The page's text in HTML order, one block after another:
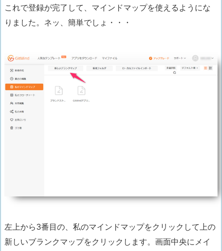
これで登録が完了して、 マインドマップを使えるようにな
りました。 ネッ、簡単でしょ・・・
左上から3番目の、私のマインドマップをクリックして上の
新しいブランクマップをクリックします。画面中央にメイ